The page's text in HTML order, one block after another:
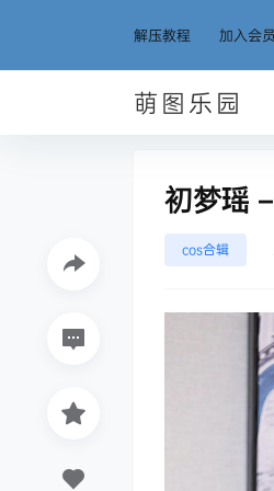
解压教程 加入会员
萌图乐园
初梦瑶
cos合辑